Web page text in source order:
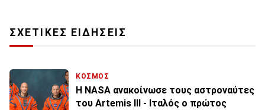
ΣΧΕΤΙΚΕΣ ΕΙΔΗΣΕΙΣ
ΚΟΣΜΟΣ
Η NASA ανακοίνωσε τους αστροναύτες
του Artemis III - Ιταλός ο πρώτος